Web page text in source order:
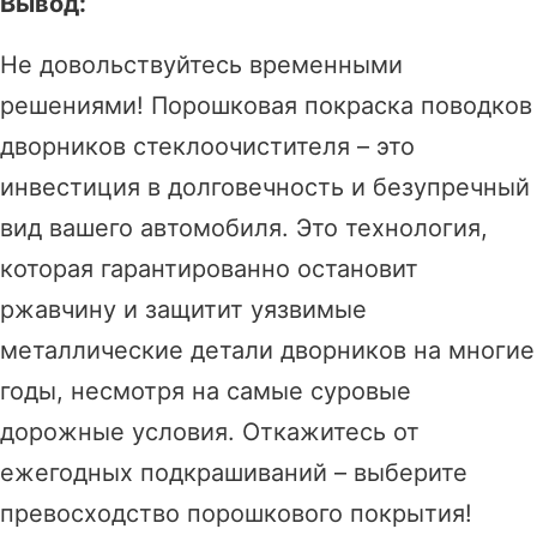
Не довольствуйтесь временными
решениями! Порошковая покраска поводков
дворников стеклоочистителя – это
инвестиция в долговечность и безупречный
вид вашего автомобиля. Это технология,
которая гарантированно остановит
ржавчину и защитит уязвимые
металлические детали дворников на многие
годы, несмотря на самые суровые
дорожные условия. Откажитесь от
ежегодных подкрашиваний – выберите
превосходство порошкового покрытия!